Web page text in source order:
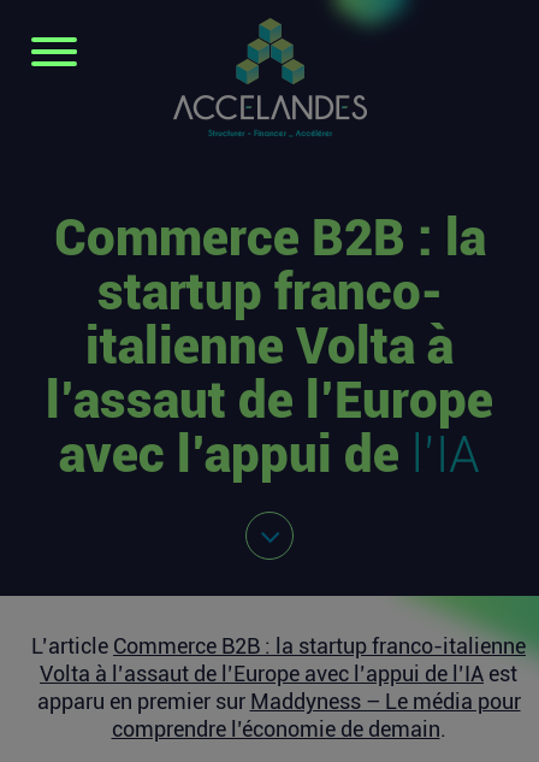
Commerce B2B : la
startup franco-
italienne Volta à
l’assaut de l’Europe
avec l’appui de l’IA
L’article Commerce B2B : la startup franco-italienne
Volta à l’assaut de l’Europe avec l’appui de l’IA est
apparu en premier sur Maddyness – Le média pour
comprendre l’économie de demain.